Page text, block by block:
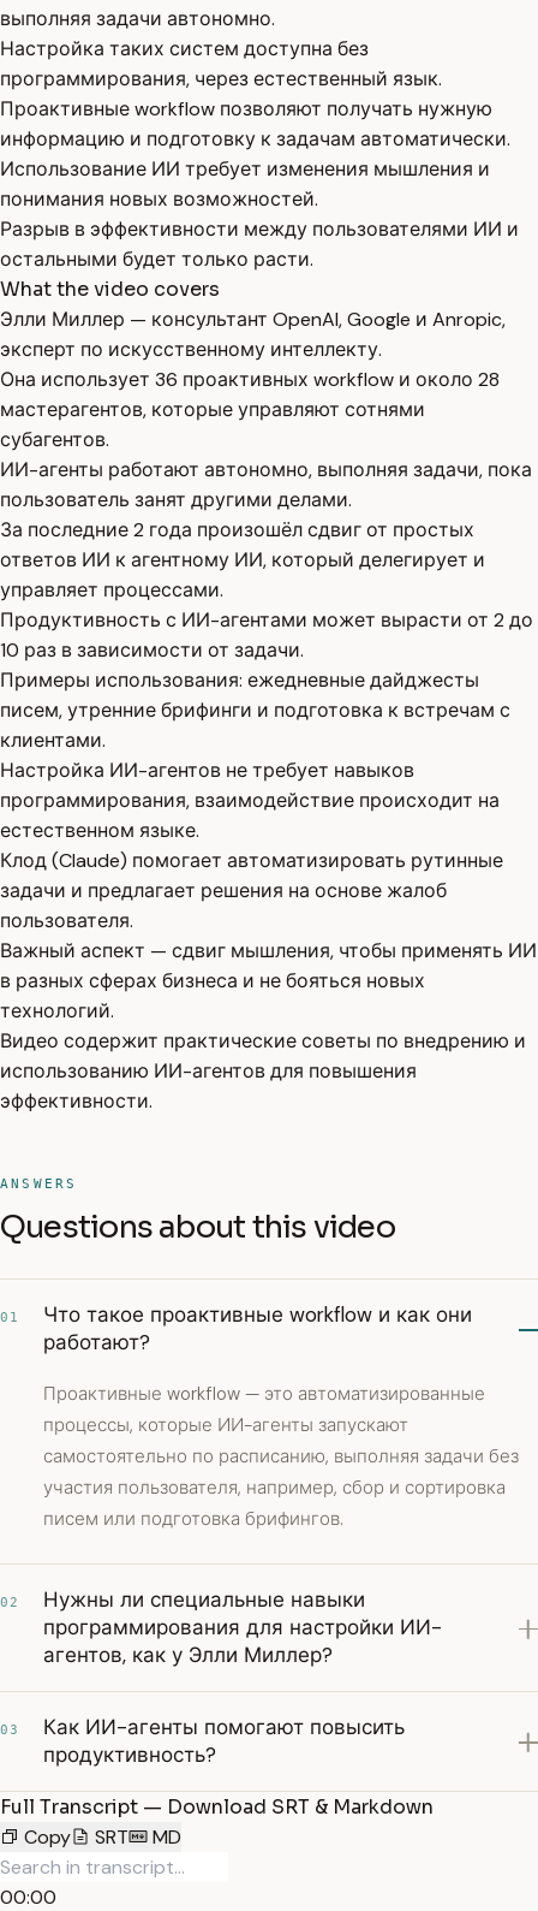
выполняя задачи автономно.
Настройка таких систем доступна без
программирования, через естественный язык.
Проактивные workflow позволяют получать нужную
информацию и подготовку к задачам автоматически.
Использование ИИ требует изменения мышления и
понимания новых возможностей.
Разрыв в эффективности между пользователями ИИ и
остальными будет только расти.
What the video covers
Элли Миллер — консультант OpenAI, Google и Anropic,
эксперт по искусственному интеллекту.
Она использует 36 проактивных workflow и около 28
мастерагентов, которые управляют сотнями
субагентов.
ИИ-агенты работают автономно, выполняя задачи, пока
пользователь занят другими делами.
За последние 2 года произошёл сдвиг от простых
ответов ИИ к агентному ИИ, который делегирует и
управляет процессами.
Продуктивность с ИИ-агентами может вырасти от 2 до
10 раз в зависимости от задачи.
Примеры использования: ежедневные дайджесты
писем, утренние брифинги и подготовка к встречам с
клиентами.
Настройка ИИ-агентов не требует навыков
программирования, взаимодействие происходит на
естественном языке.
Клод (Claude) помогает автоматизировать рутинные
задачи и предлагает решения на основе жалоб
пользователя.
Важный аспект — сдвиг мышления, чтобы применять ИИ
в разных сферах бизнеса и не бояться новых
технологий.
Видео содержит практические советы по внедрению и
использованию ИИ-агентов для повышения
эффективности.
ANSWERS
Questions about this video
01
Что такое проактивные workflow и как они
работают?
Проактивные workflow — это автоматизированные
процессы, которые ИИ-агенты запускают
самостоятельно по расписанию, выполняя задачи без
участия пользователя, например, сбор и сортировка
писем или подготовка брифингов.
02
Нужны ли специальные навыки
программирования для настройки ИИ-
агентов, как у Элли Миллер?
03
Как ИИ-агенты помогают повысить
продуктивность?
Full Transcript — Download SRT & Markdown
Copy
SRT MD
00:00